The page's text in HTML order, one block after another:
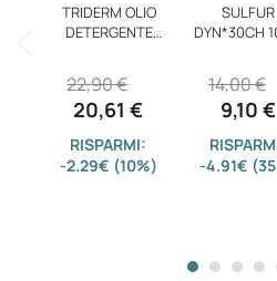
TRIDERM OLIO
DETERGENTE
20,61 €
22,90 €
RISPARMI:
-2.29€ (10%)
SULFUR
DYN*30CH
9,10 €
14,00 €
-4.91€